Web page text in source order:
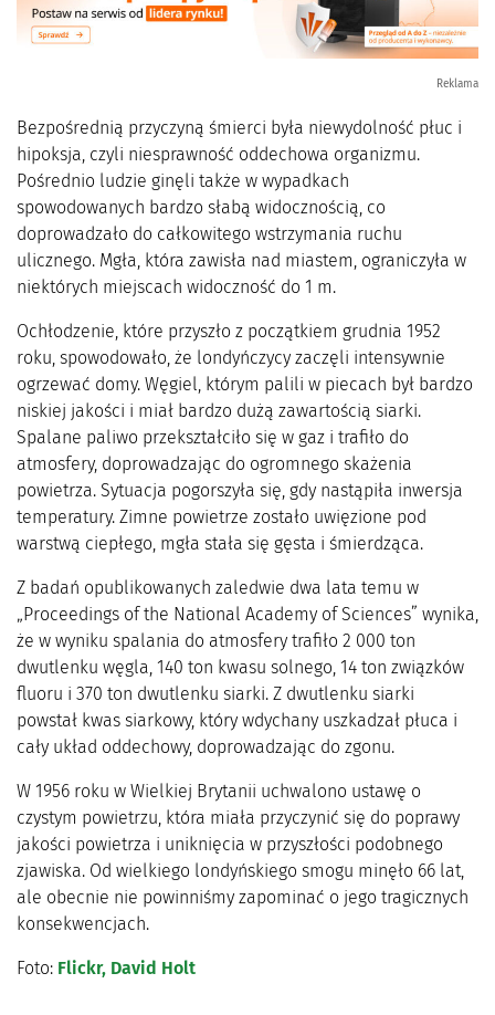
Reklama
Bezpośrednią przyczyną śmierci była niewydolność płuc i
hipoksja, czyli niesprawność oddechowa organizmu.
Pośrednio ludzie ginęli także w wypadkach
spowodowanych bardzo słabą widocznością, co
doprowadzało do całkowitego wstrzymania ruchu
ulicznego. Mgła, która zawisła nad miastem, ograniczyła w
niektórych miejscach widoczność do 1 m.
Ochłodzenie, które przyszło z początkiem grudnia 1952
roku, spowodowało, że londyńczycy zaczęli intensywnie
ogrzewać domy. Węgiel, którym palili w piecach był bardzo
niskiej jakości i miał bardzo dużą zawartością siarki.
Spalane paliwo przekształciło się w gaz i trafiło do
atmosfery, doprowadzając do ogromnego skażenia
powietrza. Sytuacja pogorszyła się, gdy nastąpiła inwersja
temperatury. Zimne powietrze zostało uwięzione pod
warstwą ciepłego, mgła stała się gęsta i śmierdząca.
Z badań opublikowanych zaledwie dwa lata temu w
„Proceedings of the National Academy of Sciences” wynika,
że w wyniku spalania do atmosfery trafiło 2 000 ton
dwutlenku węgla, 140 ton kwasu solnego, 14 ton związków
fluoru i 370 ton dwutlenku siarki. Z dwutlenku siarki
powstał kwas siarkowy, który wdychany uszkadzał płuca i
cały układ oddechowy, doprowadzając do zgonu.
W 1956 roku w Wielkiej Brytanii uchwalono ustawę o
czystym powietrzu, która miała przyczynić się do poprawy
jakości powietrza i uniknięcia w przyszłości podobnego
zjawiska. Od wielkiego londyńskiego smogu minęło 66 lat,
ale obecnie nie powinniśmy zapominać o jego tragicznych
konsekwencjach.
Foto: Flickr, David Holt